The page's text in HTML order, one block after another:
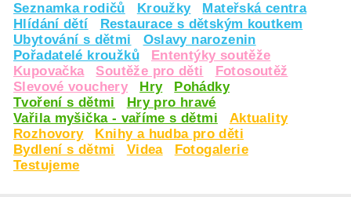
Seznamka rodičů Kroužky
Mateřská centra
Hlídání dětí
Restaurace s dětským koutkem
Ubytování s dětmi
Oslavy narozenin
Pořadatelé kroužků
Ententýky soutěže
Kupovačka
Soutěže pro děti
Fotosoutěž
Slevové vouchery
Hry
Pohádky
Tvoření s dětmi
Hry pro hravé
Vařila myšička - vaříme s dětmi
Aktuality
Rozhovory
Knihy a hudba pro děti
Bydlení s dětmi
Videa
Fotogalerie
Testujeme